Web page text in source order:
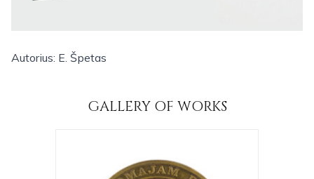
Autorius: E. Špetas
GALLERY OF WORKS